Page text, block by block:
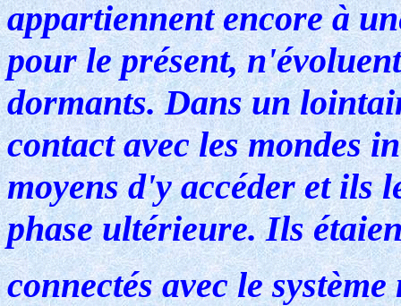
appartiennent encore à
pour le présent,
dormants. Dans un
contact avec les mondes
moyens d'y accéder et ils
phase ultérieure. Ils
connectés avec le